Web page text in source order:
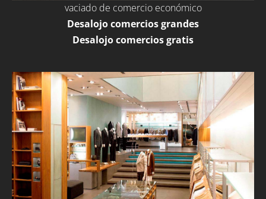
vaciado de comercio económico
Desalojo comercios grandes
Desalojo comercios gratis